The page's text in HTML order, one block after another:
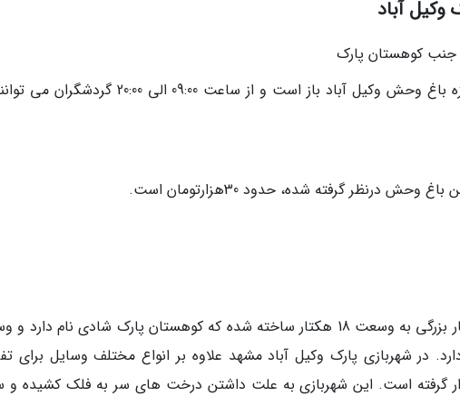
وکیل آباد
جنب کوهستان پارک
ساعات بازدید از باغ وحش: همه روزه باغ وحش وکیل آباد باز است و از ساعت 09:00 الی 20:00
درنظر گرفته شده، حدود 30هزارتومان است.
در کنار باغ وکیل آباد مشهد شهربازی بسیار بزرگی به وسعت 18 هکتار ساخته شده که کوهستان پارک شادی نام
در شهربازی پارک وکیل آباد مشهد علاوه بر انواع مختلف وسایل برای
گرفته است. این شهربازی به علت داشتن درخت های سر به فلک کشیده